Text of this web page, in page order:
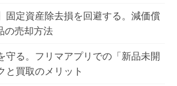
固定資産除去損を回避する。減価償
の売却方法
守る。フリマアプリでの「新品未開
と買取のメリット